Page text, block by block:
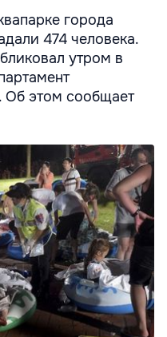
города
474 человека.
утром в
Об этом сообщает